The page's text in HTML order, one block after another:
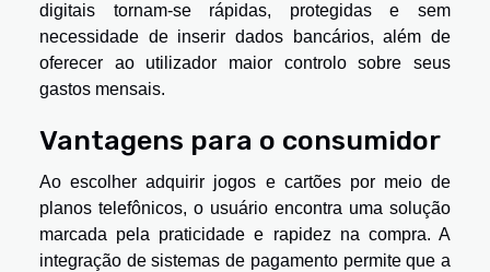
digitais tornam-se rápidas, protegidas e sem
necessidade de inserir dados bancários, além de
oferecer ao utilizador maior controlo sobre seus
gastos mensais.
Vantagens para o consumidor
Ao escolher adquirir jogos e cartões por meio de
planos telefônicos, o usuário encontra uma solução
marcada pela praticidade e rapidez na compra. A
integração de sistemas de pagamento permite que a